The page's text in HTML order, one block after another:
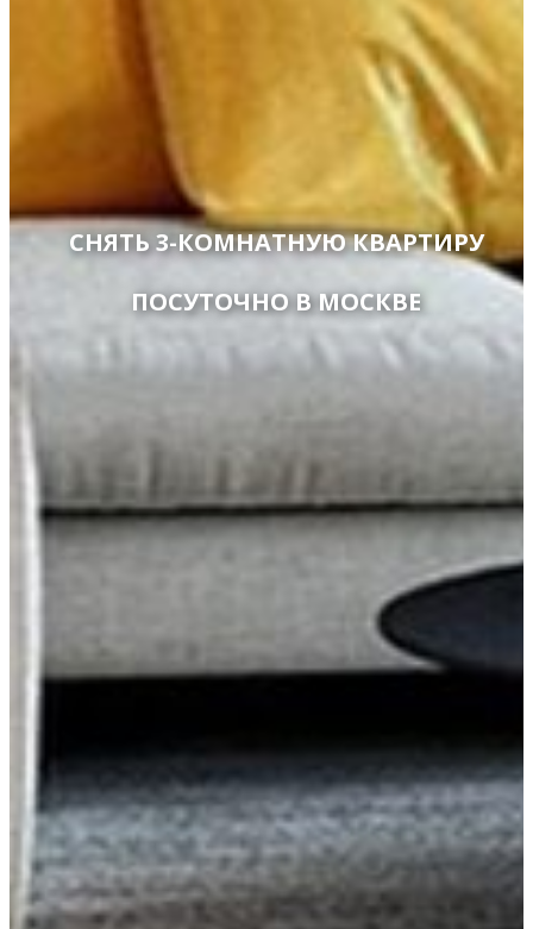
СНЯТЬ 3-КОМНАТНУЮ КВАРТИРУ
ПОСУТОЧНО В МОСКВЕ